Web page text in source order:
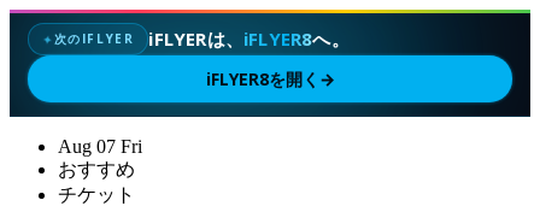
✦次のIFLYER iFLYERは、 iFLYER8へ。
iFLYER8を開く →
Aug 07 Fri
おすすめ
チケット